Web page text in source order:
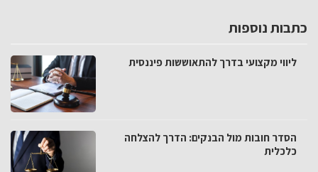
כתבות נוספות
ליווי מקצועי בדרך להתאוששות פיננסית
הסדר חובות מול הבנקים: הדרך להצלחה
כלכלית